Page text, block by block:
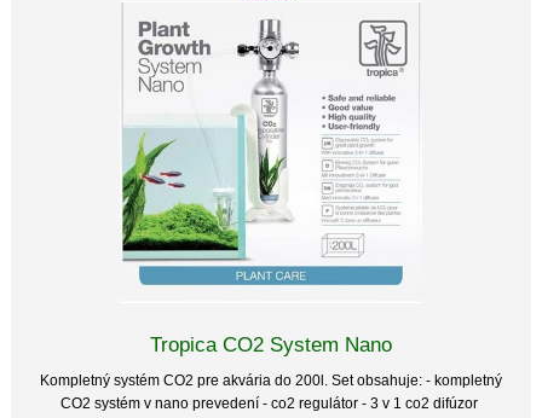
Tropica CO2 System Nano
Kompletný systém CO2 pre akvária do 200l. Set obsahuje: - kompletný
CO2 systém v nano prevedení - co2 regulátor - 3 v 1 co2 difúzor